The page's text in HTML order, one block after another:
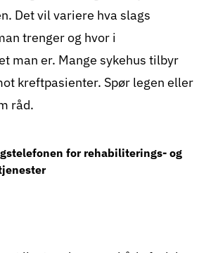
Det vil variere hva slags
trenger og hvor i
man er. Mange sykehus tilbyr
kreftpasienter. Spør legen eller
råd.
for rehabiliterings- og